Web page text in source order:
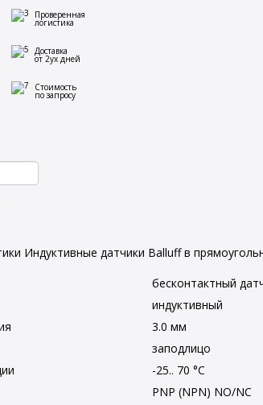
Проверенная
логистика
Доставка
от 2ух дней
Стоимость
по запросу
Индуктивные датчики Balluff в
бесконтактный
индуктивный
3.0 мм
заподлицо
-25.. 70 °C
PNP (NPN) NO/NC